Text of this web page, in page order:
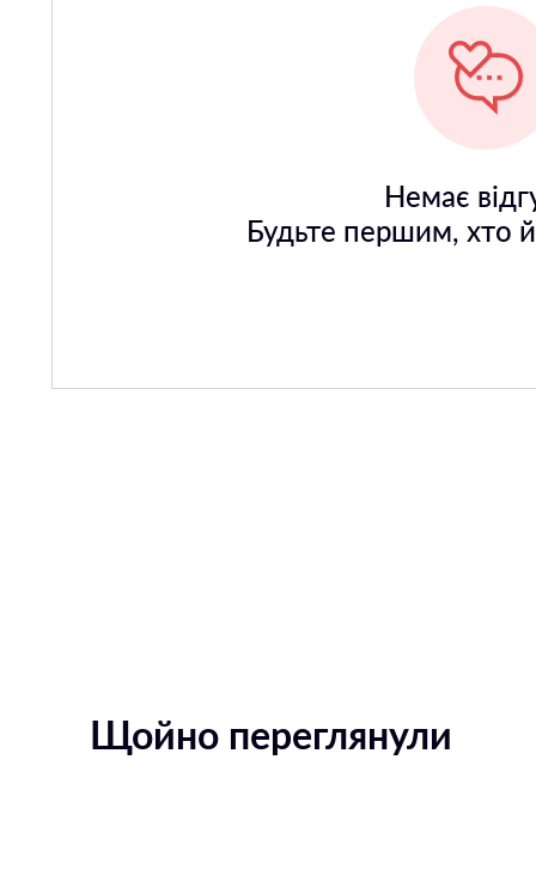
Немає
Будьте першим, хто
Щойно переглянули